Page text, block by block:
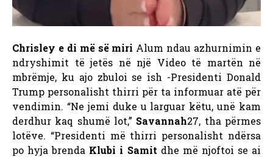
Chrisley e di më së miri Alum ndau azhurnimin e
ndryshimit të jetës në një Video të martën në
mbrëmje, ku ajo zbuloi se ish -Presidenti Donald
Trump personalisht thirri për ta informuar atë për
vendimin. “Ne jemi duke u larguar këtu, unë kam
derdhur kaq shumë lot,” Savannah27, tha përmes
lotëve. “Presidenti më thirri personalisht ndërsa
po hyja brenda Klubi i Samit dhe më njoftoi se ai